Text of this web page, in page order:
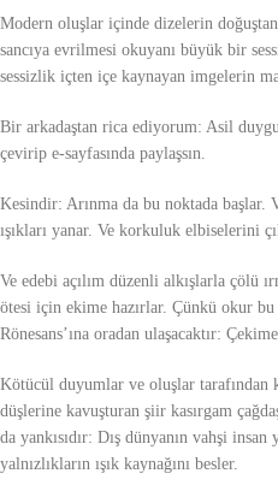
Modern oluşlar içinde dizelerin
sancıya evrilmesi okuyanı büyük bir
sessizlik içten içe kaynayan imgelerin
Bir arkadaştan rica ediyorum: Asil
çevirip e-sayfasında paylaşsın.
Kesindir: Arınma da bu noktada başlar.
ışıkları yanar. Ve korkuluk elbiselerini
Ve edebi açılım düzenli alkışlarla çölü
ötesi için ekime hazırlar. Çünkü okur bu
Rönesans’ına oradan ulaşacaktır:
Kötücül duyumlar ve oluşlar tarafından
düşlerine kavuşturan şiir kasırgam
da yankısıdır: Dış dünyanın vahşi
yalnızlıkların ışık kaynağını besler.